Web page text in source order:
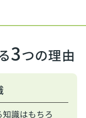
3つの理由
識はもちろ